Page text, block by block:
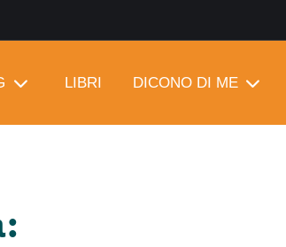
LIBRI DICONO DI ME